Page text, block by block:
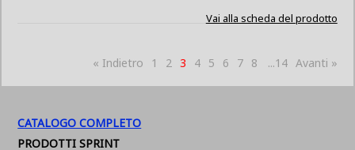
Vai alla scheda del prodotto
« Indietro 1 2 3 4 5 6 7 8 ...14 Avanti »
CATALOGO COMPLETO
PRODOTTI SPRINT